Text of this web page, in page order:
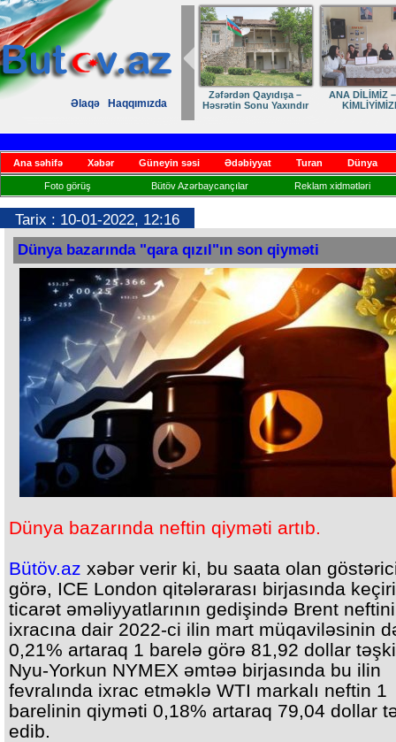
Əlaqə Haqqımızda
Zəfərdən Qayıdışa –
Həsrətin Sonu Yaxındır
ANA DİLİMİZ
Ana səhifə Xəbər Güneyin səsi Ədəbiyyat Turan Dünya
Foto görüş Bütöv Azərbaycançılar Reklam xidmətləri
Tarix : 10-01-2022, 12:16
Dünya bazarında "qara qızıl"ın son qiyməti
Dünya bazarında neftin qiyməti artıb.
Bütöv.az xəbər verir ki, bu saata olan
görə, ICE London qitələrarası birjasında
ticarət əməliyyatlarının gedişində Brent
ixracına dair 2022-ci ilin mart müqaviləsinin
0,21% artaraq 1 barelə görə 81,92 dollar
Nyu-Yorkun NYMEX əmtəə birjasında bu ilin
fevralında ixrac etməklə WTI markalı neftin 1
barelinin qiyməti 0,18% artaraq 79,04 dollar
edib.